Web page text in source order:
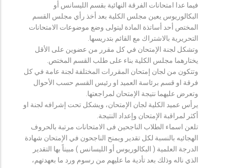
فيما عدا امتحانات الفرقة النهائية بقسم الليسانس أو
البكالوريوس يعين مجلس الكلية بعد أخذ رأي مجلس القسم
المختص أحد أساتذة المادة ليتولى وضع موضوعات الامتحانات
التحريرية بالاشتراك مع القائم بتدريسها.
وتشكل لجنة الإمتحان في كل مقرر من عضوين على الأقل
يختارهما مجلس الكلية بناء على طلب القسم المختص.
وتتكون من لجان إمتحان المقررات المختلفة لجنة عامة في كل
فرقة او قسم برئاسة العميد او رئيس القسم حسب الأحوال
وتعرض عليهما نتيجة الإمتحان لمراجعتها.
يرأس عميد الكلية لجان الإمتحان، ويشكل تحت إشرافه لجنة او
أكثر لمراقبة الإمتحان وإعداد النتيجة.
تلعن اسماء الطلاب الناجحين فى الامتحانات مرتبة بالحروف
الهجائيه بالنسبة لكل تقدير ويمنح الناجحون في الإمتحان شهادة
الدرجة العلمية ( البكالوريوس أو الليسانس ) مبيناً بها التقدير
الذي ناله وذلك بعد تأدية ما عليهم من رسوم ورد ما بعهدتهم،